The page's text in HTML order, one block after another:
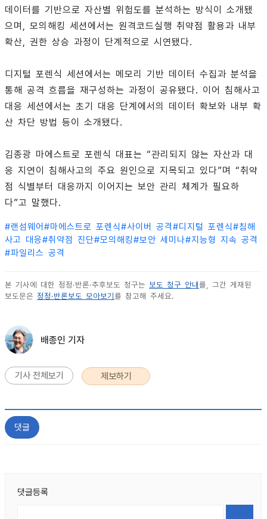
데이터를 기반으로 자산별 위험도를 분석하는 방식이 소개됐
으며, 모의해킹 세션에서는 원격코드실행 취약점 활용과 내부
확산, 권한 상승 과정이 단계적으로 시연됐다.
디지털 포렌식 세션에서는 메모리 기반 데이터 수집과 분석을
통해 공격 흐름을 재구성하는 과정이 공유됐다. 이어 침해사고
대응 세션에서는 초기 대응 단계에서의 데이터 확보와 내부 확
산 차단 방법 등이 소개됐다.
김종광 마에스트로 포렌식 대표는 “관리되지 않는 자산과 대
응 지연이 침해사고의 주요 원인으로 지목되고 있다”며 “취약
점 식별부터 대응까지 이어지는 보안 관리 체계가 필요하
다”고 말했다.
#랜섬웨어 #마에스트로 포렌식#사이버 공격#디지털 포렌식#침해
사고 대응#취약점 진단#모의해킹#보안 세미나#지능형 지속 공격
#파일리스 공격
본 기사에 대한 정정·반론·추후보도 청구는 보도 청구 안내를, 그간 게재된
보도문은 정정·반론보도 모아보기를 참고해 주세요.
배종인 기자
기사 전체보기 제보하기
댓글
댓글등록